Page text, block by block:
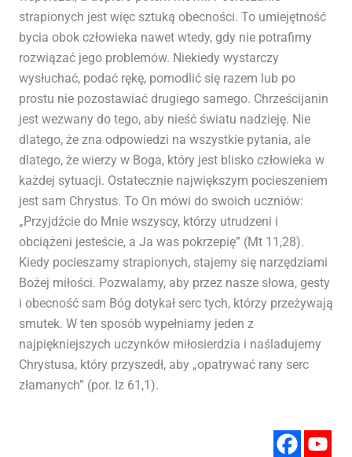
strapionych jest więc sztuką obecności. To umiejętność
bycia obok człowieka nawet wtedy, gdy nie potrafimy
rozwiązać jego problemów. Niekiedy wystarczy
wysłuchać, podać rękę, pomodlić się razem lub po
prostu nie pozostawiać drugiego samego. Chrześcijanin
jest wezwany do tego, aby nieść światu nadzieję. Nie
dlatego, że zna odpowiedzi na wszystkie pytania, ale
dlatego, że wierzy w Boga, który jest blisko człowieka w
każdej sytuacji. Ostatecznie największym pocieszeniem
jest sam Chrystus. To On mówi do swoich uczniów:
„Przyjdźcie do Mnie wszyscy, którzy utrudzeni i
obciążeni jesteście, a Ja was pokrzepię” (Mt 11,28).
Kiedy pocieszamy strapionych, stajemy się narzędziami
Bożej miłości. Pozwalamy, aby przez nasze słowa, gesty
i obecność sam Bóg dotykał serc tych, którzy przeżywają
smutek. W ten sposób wypełniamy jeden z
najpiękniejszych uczynków miłosierdzia i naśladujemy
Chrystusa, który przyszedł, aby „opatrywać rany serc
złamanych” (por. Iz 61,1).